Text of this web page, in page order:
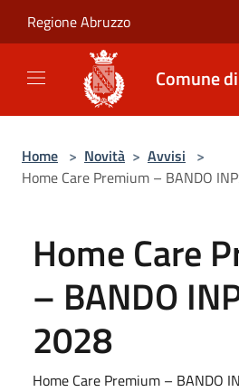
Regione Abruzzo
Comune
Home > Novità > Avvisi >
Home Care Premium – BANDO
Home Care
– BANDO
2028
Home Care Premium – BANDO